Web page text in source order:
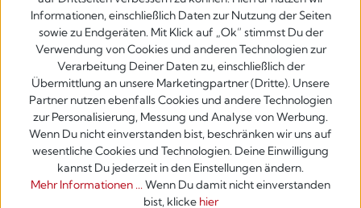
Informationen, einschließlich Daten zur Nutzung der Seiten
sowie zu Endgeräten. Mit Klick auf „Ok” stimmst Du der
Verwendung von Cookies und anderen Technologien zur
Verarbeitung Deiner Daten zu, einschließlich der
Übermittlung an unsere Marketingpartner (Dritte). Unsere
Partner nutzen ebenfalls Cookies und andere Technologien
zur Personalisierung, Messung und Analyse von Werbung.
Wenn Du nicht einverstanden bist, beschränken wir uns auf
wesentliche Cookies und Technologien. Deine Einwilligung
kannst Du jederzeit in den Einstellungen ändern.
Mehr Informationen ...Wenn Du damit nicht einverstanden
bist, klicke hier